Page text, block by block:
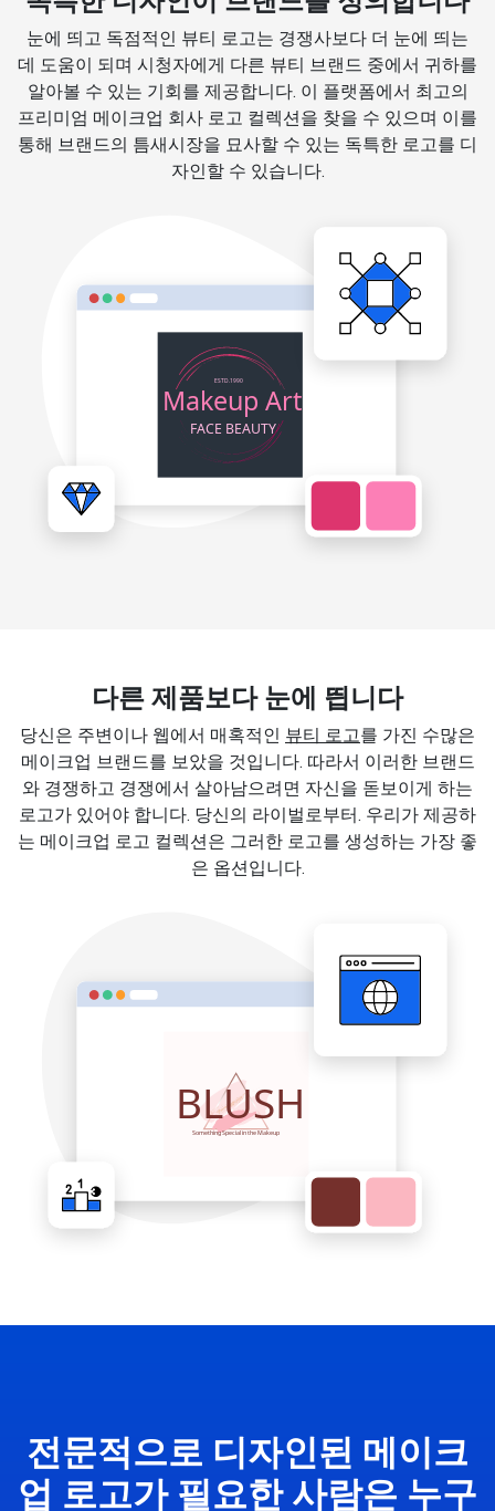
눈에 띄고 독점적인 뷰티 로고는 경쟁사보다 더 눈에 띄는
데 도움이 되며 시청자에게 다른 뷰티 브랜드 중에서 귀하를
알아볼 수 있는 기회를 제공합니다. 이 플랫폼에서 최고의
프리미엄 메이크업 회사 로고 컬렉션을 찾을 수 있으며 이를
통해 브랜드의 틈새시장을 묘사할 수 있는 독특한 로고를 디
자인할 수 있습니다.
다른 제품보다 눈에 띕니다
당신은 주변이나 웹에서 매혹적인 뷰티 로고를 가진 수많은
메이크업 브랜드를 보았을 것입니다. 따라서 이러한 브랜드
와 경쟁하고 경쟁에서 살아남으려면 자신을 돋보이게 하는
로고가 있어야 합니다. 당신의 라이벌로부터. 우리가 제공하
는 메이크업 로고 컬렉션은 그러한 로고를 생성하는 가장 좋
은 옵션입니다.
전문적으로 디자인된 메이크
업 로고가 필요한 사람은 누구